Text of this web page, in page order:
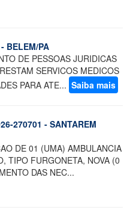
BELEM/PA
DE PESSOAS JURIDICAS
SERVICOS MEDICOS
PARA ATE... Saiba mais
270701 - SANTAREM
DE 01 (UMA) AMBULANCIA
TIPO FURGONETA, NOVA (0
DAS NEC...